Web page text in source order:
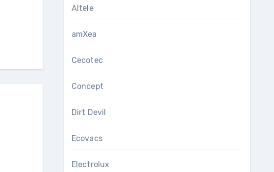
Altele
amXea
Cecotec
Concept
Dirt Devil
Ecovacs
Electrolux